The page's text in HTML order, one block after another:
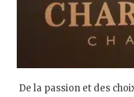
De la passion et des